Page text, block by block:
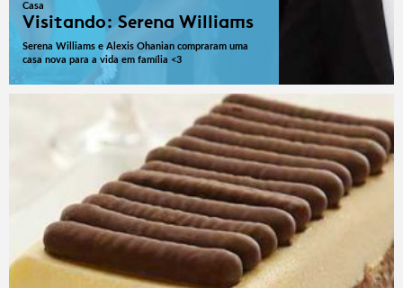
Casa
Visitando: Serena Williams
Serena Williams e Alexis Ohanian compraram uma
casa nova para a vida em família <3